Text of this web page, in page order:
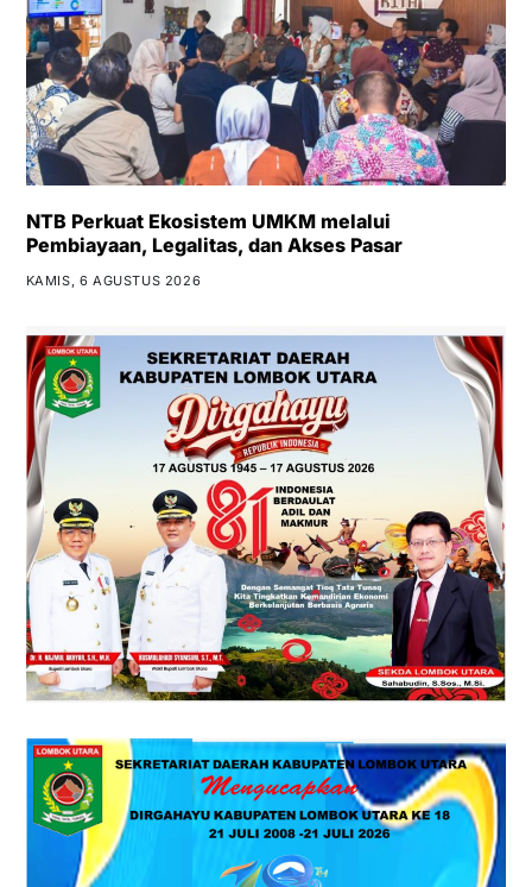
NTB Perkuat Ekosistem UMKM melalui
Pembiayaan, Legalitas, dan Akses Pasar
KAMIS, 6 AGUSTUS 2026